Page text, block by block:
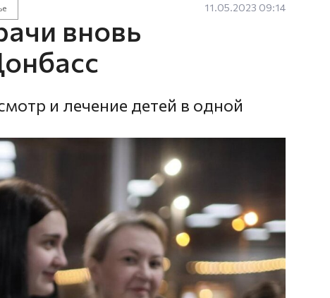
11.05.2023 09:14
вновь
и лечение детей в одной